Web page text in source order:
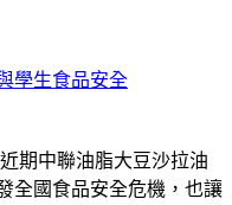
學生食品安全
期中聯油脂大豆沙拉油
全國食品安全危機，也讓